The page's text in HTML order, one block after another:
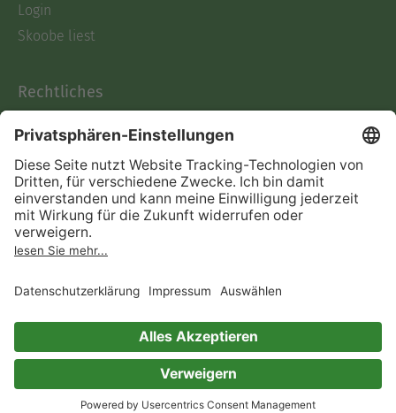
Login
Skoobe liest
Rechtliches
AGB
Informationen nach Data
Act
Verträge hier kündigen
Impressum
Immer ein gutes Buch